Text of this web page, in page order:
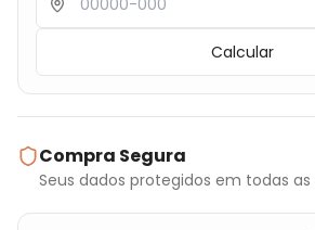
Calcular
Compra Segura
Seus dados protegidos em todas